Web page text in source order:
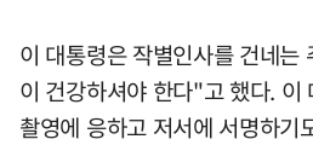
이 대통령은 작별인사를 건네는
이 건강하셔야 한다"고 했다. 이
촬영에 응하고 저서에 서명하기